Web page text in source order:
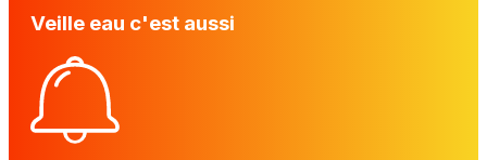
Veille eau c'est aussi